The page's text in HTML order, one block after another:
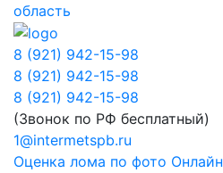
область
8 (921) 942-15-98
8 (921) 942-15-98
8 (921) 942-15-98
(Звонок по РФ бесплатный)
1@intermetspb.ru
Оценка лома по фото